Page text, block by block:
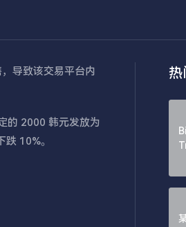
导致该交易平台内
的 2000 韩元发放为
10%。
热